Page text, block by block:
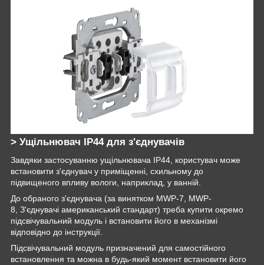
> Ущільнювач IP44 для з'єднувачів
Завдяки застосуванню ущільнювача IP44, користувач може
встановити з'єднувач у приміщенні, схильному до
підвищеного впливу вологи, наприклад, у ванній.
До обраного з'єднувача (за винятком MWP-7, MWP-
8, З'єднувачі американський стандарт) треба купити окремо
підсвічувальний модуль і встановити його в механізмі
відповідно до інструкції.
Підсвічувальний модуль призначений для самостійного
встановлення та можна в будь-який момент встановити його